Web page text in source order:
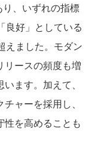
、いずれの指標
良好」としている
えました。モダン
リースの頻度も増
ます。加えて、
ャーを採用し、
を高めることも